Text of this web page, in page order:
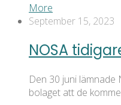
More
September 15, 2023
NOSA
Den 30 juni lämnade
bolaget att de